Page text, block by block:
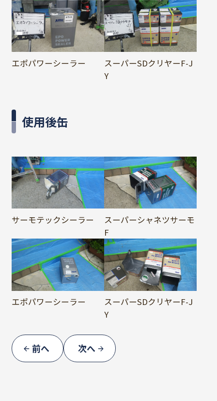
エポパワーシーラー
スーパーSDクリヤーF-J
Y
使用後缶
サーモテックシーラー
スーパーシャネツサーモ
F
エポパワーシーラー
スーパーSDクリヤーF-J
Y
前へ 次へ